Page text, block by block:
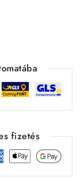
fizetés